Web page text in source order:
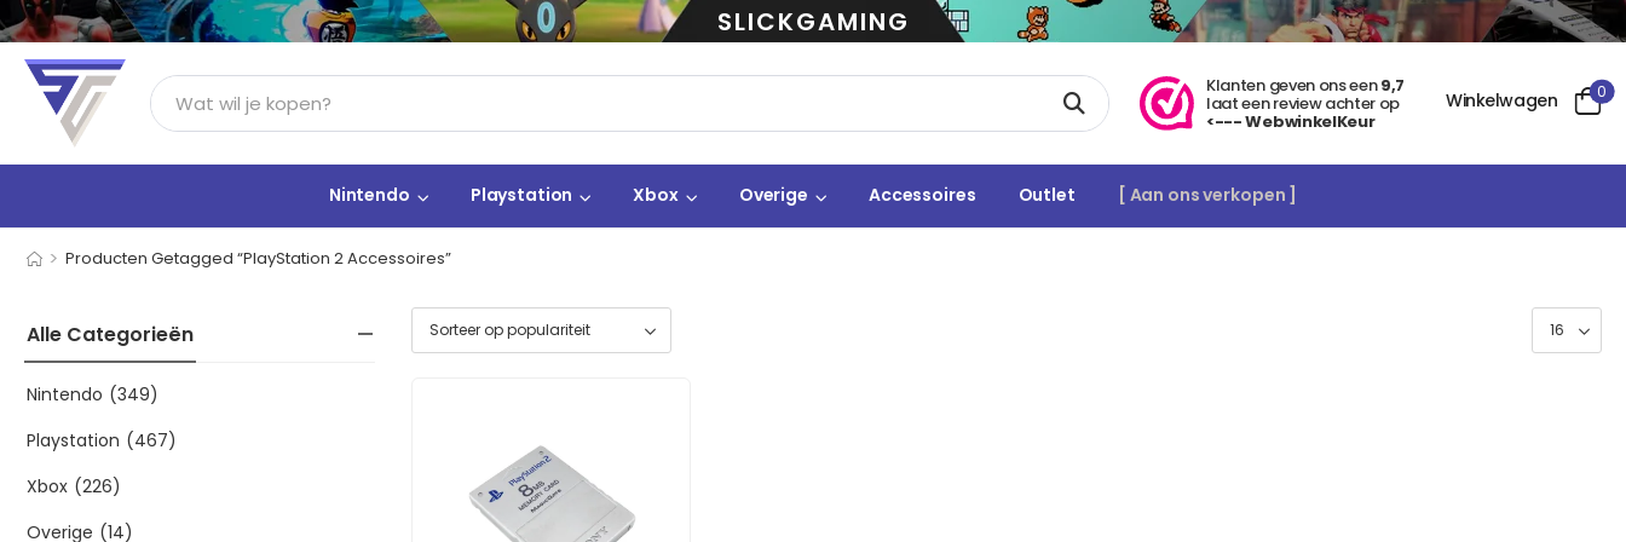
SLICKGAMING
Klanten geven ons een9,7
laat een review achter op
<--- WebwinkelKeur
Winkelwagen 0
Nintendo Playstation Xbox Overige Accessoires Outlet [ Aan ons verkopen ]
> Producten Getagged “PlayStation 2 Accessoires”
Alle Categorieën
Nintendo (349)
Playstation (467)
Xbox (226)
Overige (14)